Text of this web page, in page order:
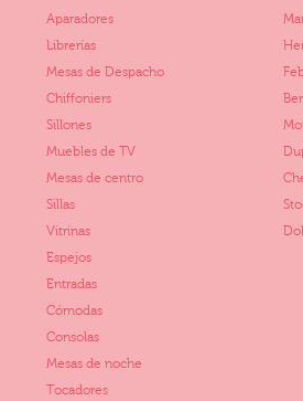
Aparadores
Librerías
Mesas de Despacho
Chiffoniers
Sillones
Muebles de TV
Mesas de centro
Sillas
Vitrinas
Espejos
Entradas
Cómodas
Consolas
Mesas de noche
Tocadores